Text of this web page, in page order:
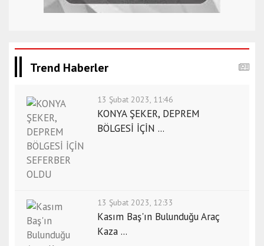
Trend Haberler
13 Şubat 2023, 11:46
KONYA ŞEKER, DEPREM
BÖLGESİ İÇİN ...
13 Şubat 2023, 12:33
Kasım Baş'ın Bulunduğu Araç
Kaza ...